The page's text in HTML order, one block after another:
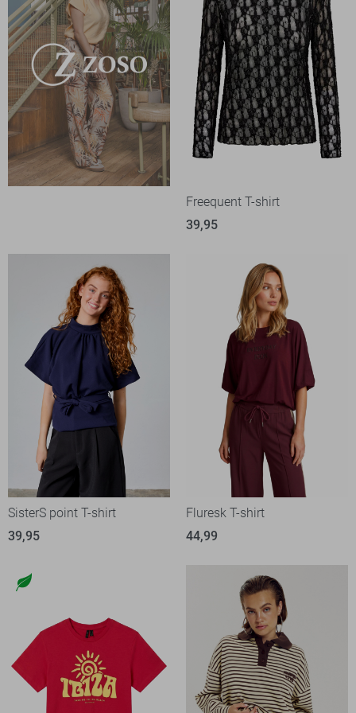
Freequent T-shirt
39,95
SisterS point T-shirt
39,95
Fluresk T-shirt
44,99